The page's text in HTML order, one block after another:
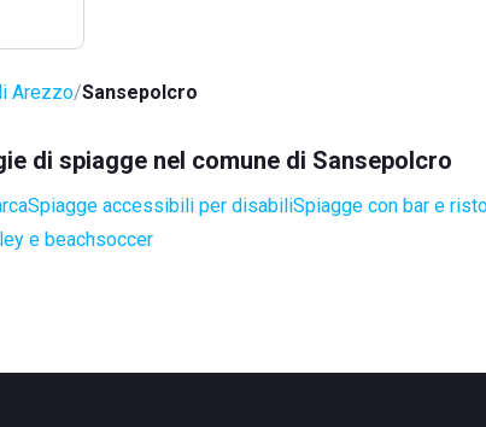
Arezzo Sansepolcro
di spiagge nel comune di Sansepolcro
Spiagge accessibili per disabiliSpiagge con bar e
e beachsoccer